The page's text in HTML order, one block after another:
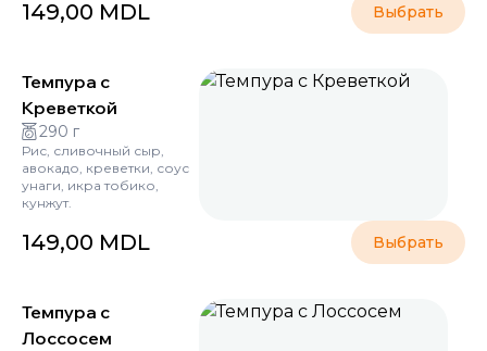
149,00 MDL Выбрать
Темпура с
Креветкой
290 г
Рис, сливочный сыр,
авокадо, креветки, соус
унаги, икра тобико,
кунжут.
149,00 MDL Выбрать
Темпура с
Лоссосем